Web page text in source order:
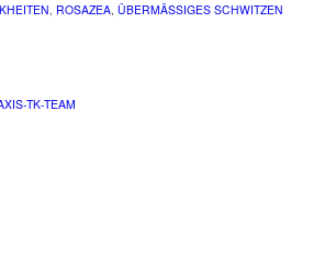
, ROSAZEA, ÜBERMÄSSIGES SCHWITZEN
TK-TEAM